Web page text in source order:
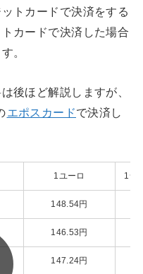
トカードで決済をする
カードで決済した場合
。
後ほど解説しますが、
エポスカードで決済し
1ユーロ 1シ
148.54円
146.53円
147.24円